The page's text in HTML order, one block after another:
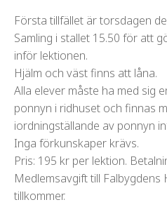
Första tillfället är torsdagen
Samling i stallet 15.50 för att
inför lektionen.
Hjälm och väst finns att låna.
Alla elever måste ha med sig
ponnyn i ridhuset och finnas
iordningställande av ponnyn
Inga förkunskaper krävs.
Pris: 195 kr per lektion.
Medlemsavgift till
tillkommer.